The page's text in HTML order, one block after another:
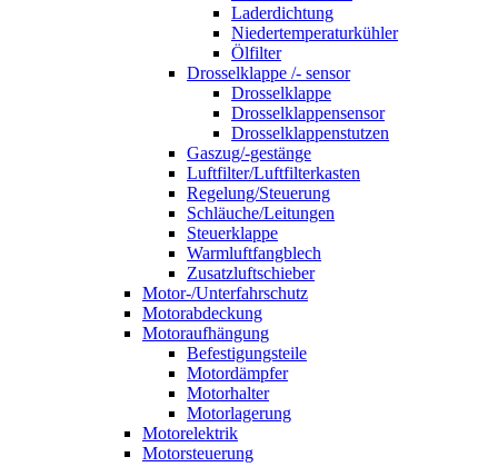
Laderdichtung
Niedertemperaturkühler
Ölfilter
Drosselklappe /- sensor
Drosselklappe
Drosselklappensensor
Drosselklappenstutzen
Gaszug/-gestänge
Luftfilter/Luftfilterkasten
Regelung/Steuerung
Schläuche/Leitungen
Steuerklappe
Warmluftfangblech
Zusatzluftschieber
Motor-/Unterfahrschutz
Motorabdeckung
Motoraufhängung
Befestigungsteile
Motordämpfer
Motorhalter
Motorlagerung
Motorelektrik
Motorsteuerung